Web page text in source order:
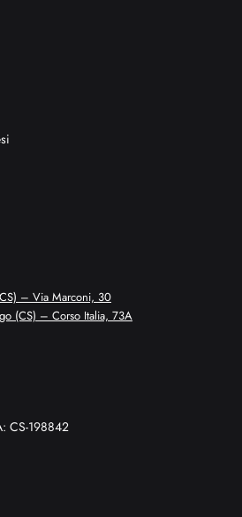
– Via Marconi, 30
(CS) – Corso Italia, 73A
CS-198842